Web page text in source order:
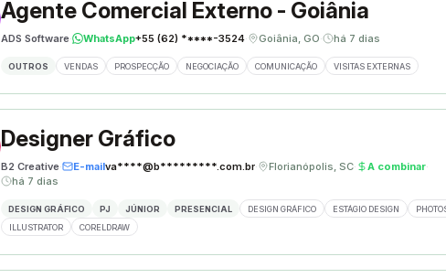
Agente Comercial Externo - Goiânia
ADS Software· WhatsApp+55 (62) *****-3524· Goiânia, GO· há 7 dias
OUTROS VENDAS PROSPECÇÃO NEGOCIAÇÃO COMUNICAÇÃO VISITAS EXTERNAS
Designer Gráfico
B2 Creative· E-mailva****@b*********.com.br· Florianópolis, SC· A combinar·
há 7 dias
DESIGN GRÁFICO PJ JÚNIOR PRESENCIAL DESIGN GRÁFICO ESTÁGIO DESIGN
ILLUSTRATOR
CORELDRAW